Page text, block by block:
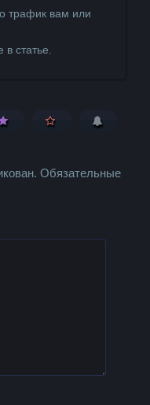
трафик вам или
статье.
Обязательные